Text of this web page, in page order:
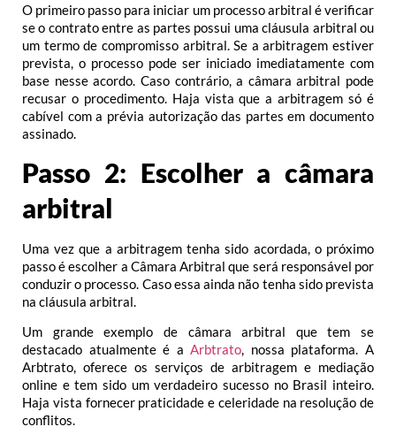
O primeiro passo para iniciar um processo arbitral é verificar
se o contrato entre as partes possui uma cláusula arbitral ou
um termo de compromisso arbitral. Se a arbitragem estiver
prevista, o processo pode ser iniciado imediatamente com
base nesse acordo. Caso contrário, a câmara arbitral pode
recusar o procedimento. Haja vista que a arbitragem só é
cabível com a prévia autorização das partes em documento
assinado.
Passo 2: Escolher a câmara
arbitral
Uma vez que a arbitragem tenha sido acordada, o próximo
passo é escolher a Câmara Arbitral que será responsável por
conduzir o processo. Caso essa ainda não tenha sido prevista
na cláusula arbitral.
Um grande exemplo de câmara arbitral que tem se
destacado atualmente é a Arbtrato, nossa plataforma. A
Arbtrato, oferece os serviços de arbitragem e mediação
online e tem sido um verdadeiro sucesso no Brasil inteiro.
Haja vista fornecer praticidade e celeridade na resolução de
conflitos.